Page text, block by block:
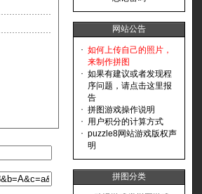
网站公告
· 如何上传自己的照片，
来制作拼图
· 如果有建议或者发现程
序问题，请点击这里报
告
· 拼图游戏操作说明
· 用户积分的计算方式
· puzzle8网站游戏版权声
明
拼图分类